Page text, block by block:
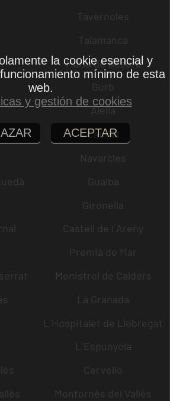
Tavèrnoles
Talamanca
Maria de Besora
Gurb
Alella
Cabrils
Navarcles
Gualba
Gironella
Castell de l´Areny
Premià de Mar
Monistrol de Calders
La Granada
L´Hospitalet de Llobregat
L´Espunyola
Cervelló
Montornès del Vallès
la cookie esencial y
mínimo de esta
web.
y gestión de cookies
ACEPTAR